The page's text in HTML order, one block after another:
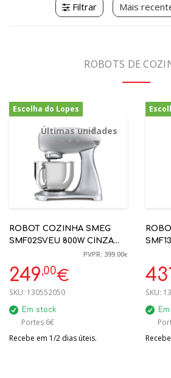
Filtrar
ROBOTS DE
Escolha do Lopes
Últimas unidades
-38%
ROBOT COZINHA SMEG
SMF02SVEU 800W CINZA
PVPR: 399.00€
249,00€
SKU: 130552050
Em stock
Portes 6€
Recebe em 1/2 dias úteis.
SKU: